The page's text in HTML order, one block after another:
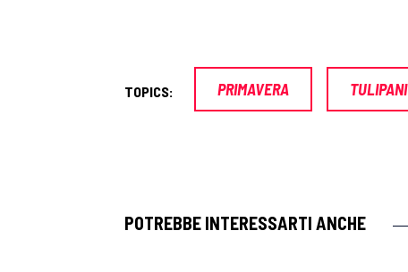
TOPICS: PRIMAVERA TULIPANI
POTREBBE INTERESSARTI ANCHE